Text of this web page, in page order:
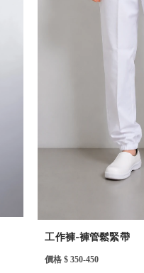
工作褲-褲管鬆緊帶
價格 $ 350-450